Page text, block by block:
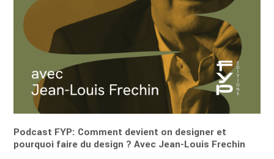
Podcast FYP: Comment devient on designer et
pourquoi faire du design ? Avec Jean-Louis Frechin